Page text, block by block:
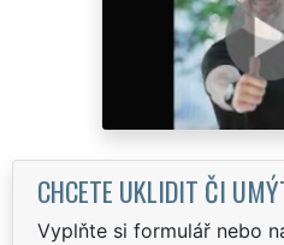
CHCETE UKLIDIT ČI
Vyplňte si formulář nebo